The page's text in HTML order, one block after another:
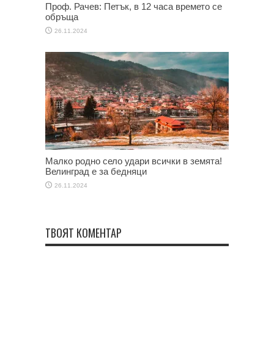
Проф. Рачев: Петък, в 12 часа времето се
обръща
26.11.2024
Малко родно село удари всички в земята!
Велинград е за бедняци
26.11.2024
ТВОЯТ КОМЕНТАР